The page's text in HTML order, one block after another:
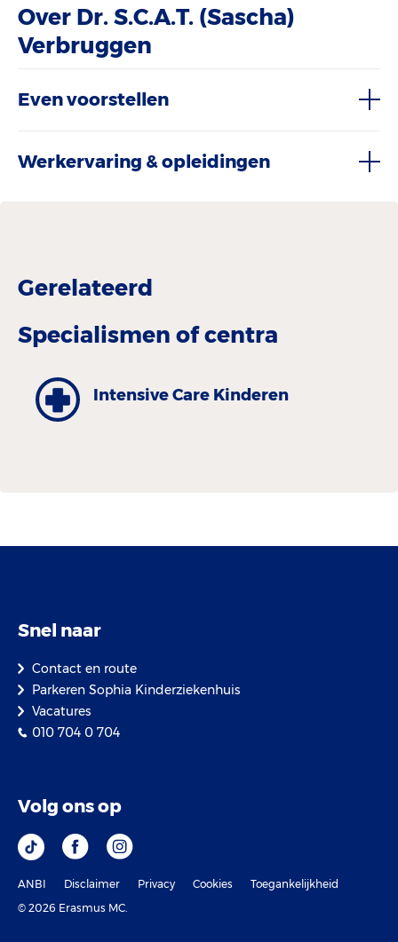
Over Dr. S.C.A.T. (Sascha)
Verbruggen
Even voorstellen
Werkervaring & opleidingen
Gerelateerd
Specialismen of centra
Intensive Care Kinderen
Snel naar
Contact en route
Parkeren Sophia Kinderziekenhuis
Vacatures
010 704 0 704
Volg ons op
ANBI Disclaimer Privacy Cookies
Toegankelijkheid
© 2026 Erasmus MC.